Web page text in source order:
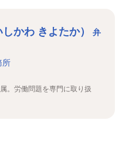
かわ きよたか）
弁
所
。労働問題を専門に取り扱